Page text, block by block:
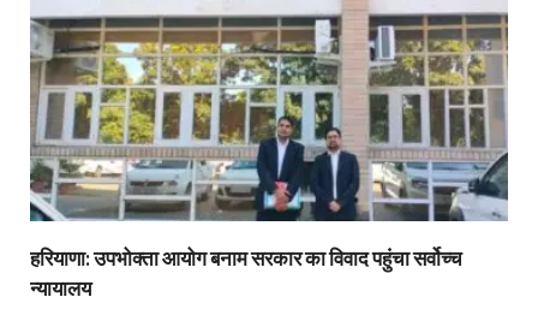
हरियाणा: उपभोक्ता आयोग बनाम सरकार का विवाद पहुंचा सर्वोच्च
न्यायालय